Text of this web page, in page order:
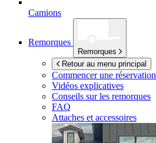
Camions
Remorques
Remorques
Retour au menu principal
Commencer une réservation
Vidéos explicatives
Conseils sur les remorques
FAQ
Attaches et accessoires